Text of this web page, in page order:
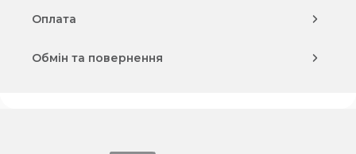
Оплата
Обмін та повернення